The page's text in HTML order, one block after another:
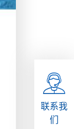
联系我
们